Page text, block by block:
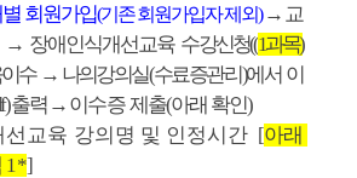
회원가입(기존 회원가입자 제외) → 교
→ 장애인식개선교육 수강신청((1과목)
수 → 나의강의실(수료증관리)에서 이
출력 → 이수증  제출(아래 확인)
선교육 강의명 및 인정시간 [아래
1*]